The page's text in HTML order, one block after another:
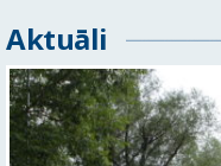
Aktuāli